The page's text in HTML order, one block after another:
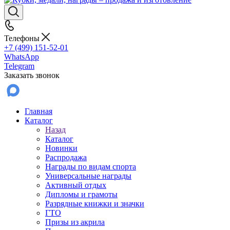
Телефоны
+7 (499) 151-52-01
WhatsApp
Telegram
Заказать звонок
Главная
Каталог
Назад
Каталог
Новинки
Распродажа
Награды по видам спорта
Универсальные награды
Активный отдых
Дипломы и грамоты
Разрядные книжки и значки
ГТО
Призы из акрила